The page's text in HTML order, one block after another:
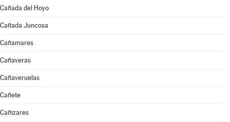
Cañada del Hoyo
Cañada Juncosa
Cañamares
Cañaveras
Cañaveruelas
Cañete
Cañizares